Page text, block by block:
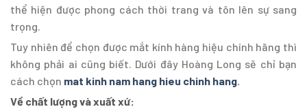
thể hiện được phong cách thời trang và tôn lên sự sang
trọng.
Tuy nhiên để chọn được mắt kính hàng hiệu chính hãng thì
không phải ai cũng biết. Dưới đây Hoàng Long sẽ chỉ bạn
cách chọn mat kinh nam hang hieu chinh hang.
Về chất lượng và xuất xứ: